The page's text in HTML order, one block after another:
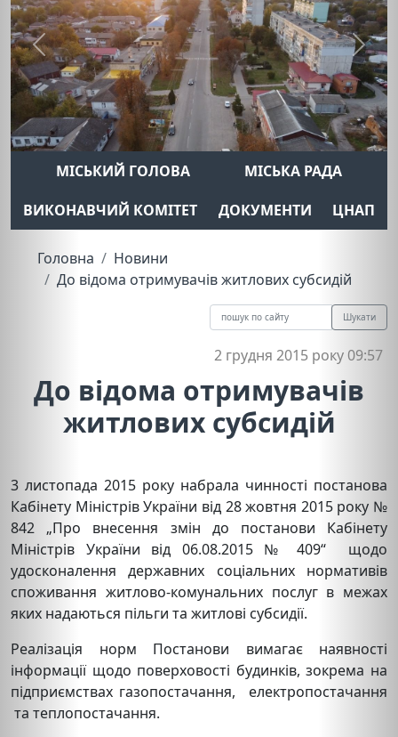
Previous Next
МІСЬКИЙ ГОЛОВА
МІСЬКА РАДА
ВИКОНАВЧИЙ КОМІТЕТ
ДОКУМЕНТИ ЦНАП
Головна
Новини
До відома отримувачів житлових субсидій
Шукати
2 грудня 2015 року 09:57
До відома отримувачів
житлових субсидій
3 листопада 2015 року набрала чинності постанова
Кабінету Міністрів України від 28 жовтня 2015 року №
842 „Про внесення змін до постанови Кабінету
Міністрів України від 06.08.2015 № 409“ щодо
удосконалення державних соціальних нормативів
споживання житлово-комунальних послуг в межах
яких надаються пільги та житлові субсидії.
Реалізація норм Постанови вимагає наявності
інформації щодо поверховості будинків, зокрема на
підприємствах газопостачання, електропостачання
та теплопостачання.